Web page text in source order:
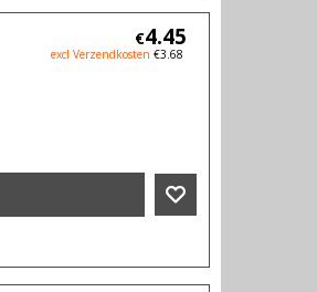
€4.45
excl Verzendkosten €3.68